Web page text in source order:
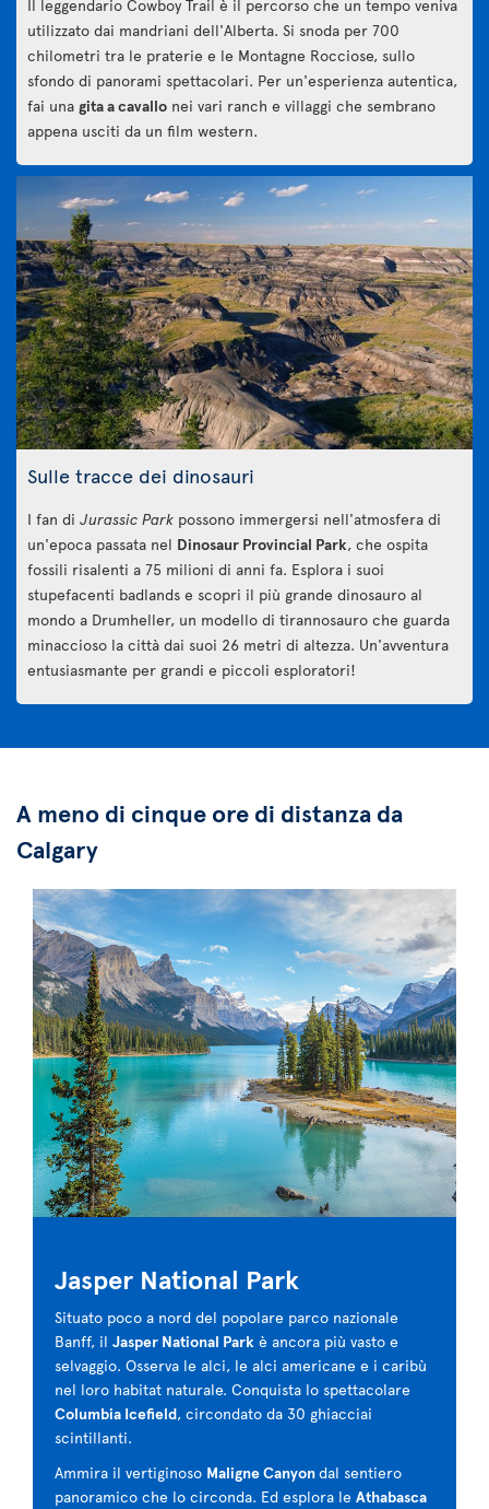
Il leggendario Cowboy Trail è il percorso che un tempo veniva
utilizzato dai mandriani dell'Alberta. Si snoda per 700
chilometri tra le praterie e le Montagne Rocciose, sullo
sfondo di panorami spettacolari. Per un'esperienza autentica,
fai una gita a cavallo nei vari ranch e villaggi che sembrano
appena usciti da un film western.
Sulle tracce dei dinosauri
I fan di Jurassic Park possono immergersi nell'atmosfera di
un'epoca passata nel Dinosaur Provincial Park, che ospita
fossili risalenti a 75 milioni di anni fa. Esplora i suoi
stupefacenti badlands e scopri il più grande dinosauro al
mondo a Drumheller, un modello di tirannosauro che guarda
minaccioso la città dai suoi 26 metri di altezza. Un'avventura
entusiasmante per grandi e piccoli esploratori!
A meno di cinque ore di distanza da
Calgary
Jasper National Park
Situato poco a nord del popolare parco nazionale
Banff, il Jasper National Park è ancora più vasto e
selvaggio. Osserva le alci, le alci americane e i caribù
nel loro habitat naturale. Conquista lo spettacolare
Columbia Icefield, circondato da 30 ghiacciai
scintillanti.
Ammira il vertiginoso Maligne Canyondal sentiero
panoramico che lo circonda. Ed esplora le Athabasca